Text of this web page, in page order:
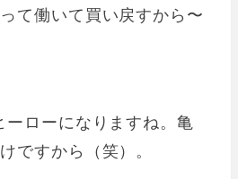
て働いて買い戻すから〜
ーローになりますね。亀
ですから（笑）。